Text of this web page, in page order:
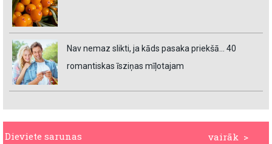
Nav nemaz slikti, ja kāds pasaka priekšā… 40
romantiskas īsziņas mīļotajam
vairāk >
Dieviete sarunas